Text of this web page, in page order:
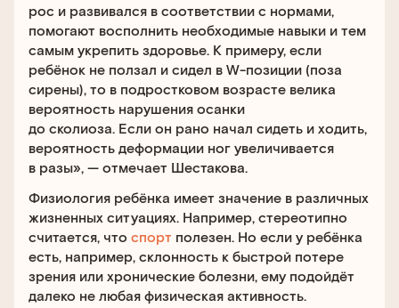
рос и развивался в соответствии с нормами,
помогают восполнить необходимые навыки и тем
самым укрепить здоровье. К примеру, если
ребёнок не ползал и сидел в W-позиции (поза
сирены), то в подростковом возрасте велика
вероятность нарушения осанки
до сколиоза. Если он рано начал сидеть и ходить,
вероятность деформации ног увеличивается
в разы», — отмечает Шестакова.
Физиология ребёнка имеет значение в различных
жизненных ситуациях. Например, стереотипно
считается, что спорт полезен. Но если у ребёнка
есть, например, склонность к быстрой потере
зрения или хронические болезни, ему подойдёт
далеко не любая физическая активность.